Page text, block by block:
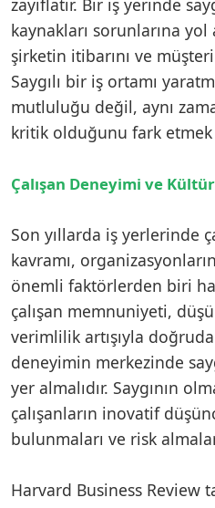
kaynakları sorunlarına yol
şirketin itibarını ve müşteri
Saygılı bir iş ortamı
mutluluğu değil, aynı
kritik olduğunu fark etmek
Çalışan Deneyimi ve
Son yıllarda iş yerlerinde
kavramı,
önemli faktörlerden biri
çalışan memnuniyeti,
verimlilik artışıyla
deneyimin merkezinde
yer almalıdır. Saygının
çalışanların inovatif
bulunmaları ve risk
Harvard Business Review